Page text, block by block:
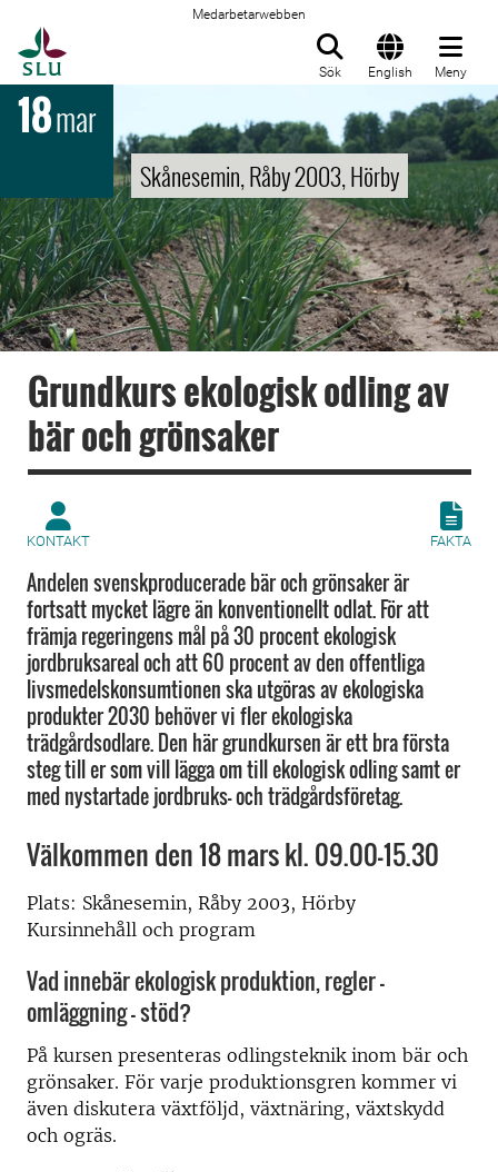
Medarbetarwebben
Sök English Meny
18mar
Skånesemin, Råby 2003, Hörby
Grundkurs ekologisk odling av
bär och grönsaker
KONTAKT FAKTA
Andelen svenskproducerade bär och grönsaker är
fortsatt mycket lägre än konventionellt odlat. För att
främja regeringens mål på 30 procent ekologisk
jordbruksareal och att 60 procent av den offentliga
livsmedelskonsumtionen ska utgöras av ekologiska
produkter 2030 behöver vi fler ekologiska
trädgårdsodlare. Den här grundkursen är ett bra första
steg till er som vill lägga om till ekologisk odling samt er
med nystartade jordbruks- och trädgårdsföretag.
Välkommen den 18 mars kl. 09.00-15.30
Plats: Skånesemin, Råby 2003, Hörby
Kursinnehåll och program
Vad innebär ekologisk produktion, regler –
omläggning – stöd?
På kursen presenteras odlingsteknik inom bär och
grönsaker. För varje produktionsgren kommer vi
även diskutera växtföljd, växtnäring, växtskydd
och ogräs.